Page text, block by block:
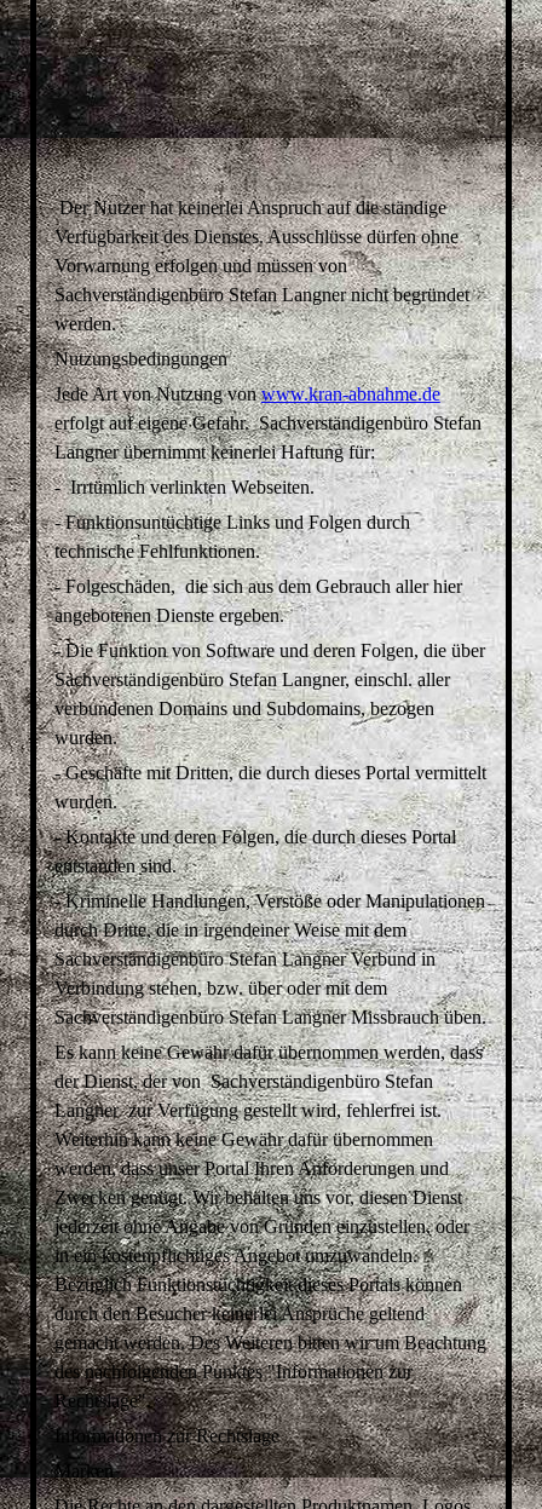
Der Nutzer hat keinerlei Anspruch auf die ständige
Verfügbarkeit des Dienstes. Ausschlüsse dürfen ohne
Vorwarnung erfolgen und müssen von
Sachverständigenbüro Stefan Langner nicht begründet
werden.
Nutzungsbedingungen
Jede Art von Nutzung vonwww.kran-abnahme.de
erfolgt auf eigene Gefahr. Sachverständigenbüro Stefan
Langner übernimmt keinerlei Haftung für:
- Irrtümlich verlinkten Webseiten.
- Funktionsuntüchtige Links und Folgen durch
technische Fehlfunktionen.
- Folgeschäden, die sich aus dem Gebrauch aller hier
angebotenen Dienste ergeben.
- Die Funktion von Software und deren Folgen, die über
Sachverständigenbüro Stefan Langner, einschl. aller
verbundenen Domains und Subdomains, bezogen
wurden.
- Geschäfte mit Dritten, die durch dieses Portal vermittelt
wurden.
- Kontakte und deren Folgen, die durch dieses Portal
entstanden sind.
- Kriminelle Handlungen, Verstöße oder Manipulationen
durch Dritte, die in irgendeiner Weise mit dem
SachverständigenbüroStefan LangnerVerbund in
Verbindung stehen, bzw. über oder mit dem
SachverständigenbüroStefan LangnerMissbrauch üben.
Es kann keine Gewähr dafür übernommen werden, dass
der Dienst, der von SachverständigenbüroStefan
Langnerzur Verfügung gestellt wird, fehlerfrei ist.
Weiterhin kann keine Gewähr dafür übernommen
werden, dass unser Portal Ihren Anforderungen und
Zwecken genügt. Wir behalten uns vor, diesen Dienst
jederzeit ohne Angabe von Gründen einzustellen, oder
in ein kostenpflichtiges Angebot umzuwandeln.
Bezüglich Funktionstüchtigkeit dieses Portals können
durch den Besucher keinerlei Ansprüche geltend
gemacht werden. Des Weiteren bitten wir um Beachtung
des nachfolgenden Punktes "Informationen zur
Rechtslage".
Informationen zur Rechtslage
Marken